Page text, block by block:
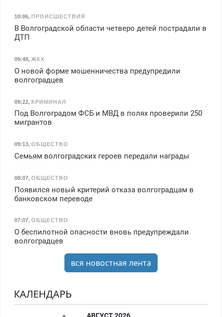
10:06, ПРОИСШЕСТВИЯ
В Волгоградской области четверо детей пострадали в
ДТП
09:48, ЖКХ
О новой форме мошенничества предупредили
волгоградцев
09:22, КРИМИНАЛ
Под Волгоградом ФСБ и МВД в полях проверили 250
мигрантов
09:13, ОБЩЕСТВО
Семьям волгоградских героев передали награды
08:07, ОБЩЕСТВО
Появился новый критерий отказа волгоградцам в
банковском переводе
07:07, ОБЩЕСТВО
О беспилотной опасности вновь предупреждали
волгоградцев
вся новостная лента
КАЛЕНДАРЬ